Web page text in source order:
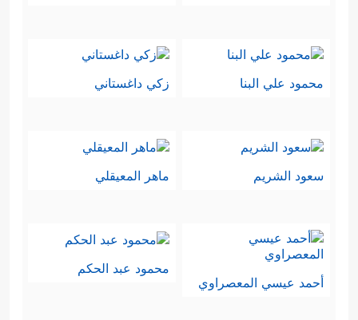
محمود علي البنا زكي داغستاني
سعود الشريم ماهر المعيقلي
أحمد عيسي المعصراوي
محمود عبد الحكم